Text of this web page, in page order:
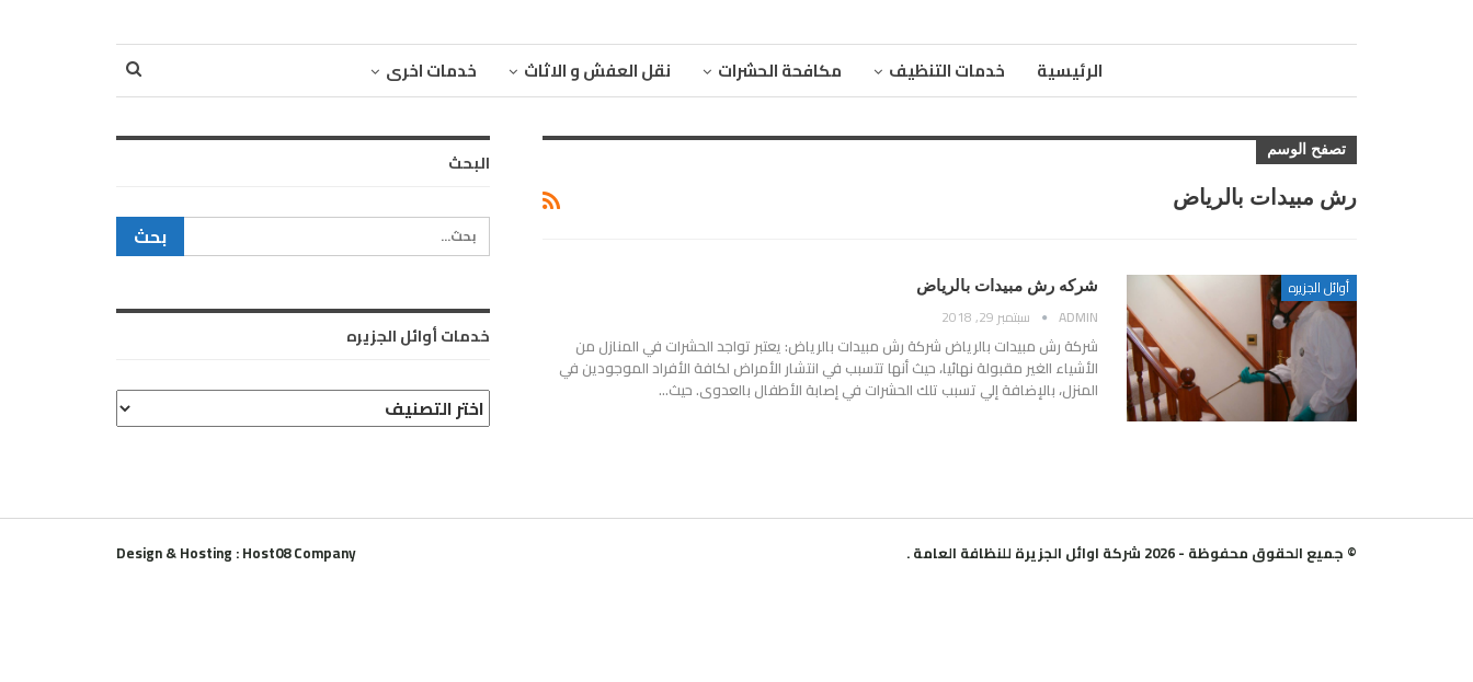
الرئيسية خدمات التنظيف مكافحة الحشرات نقل العفش و الاثاث خدمات اخرى
تصفح الوسم
رش مبيدات بالرياض
أوائل الجزيره شركه رش مبيدات بالرياض
ADMIN سبتمبر 29, 2018
شركة رش مبيدات بالرياض شركة رش مبيدات بالرياض: يعتبر تواجد الحشرات في المنازل من
الأشياء الغير مقبولة نهائيا، حيث أنها تتسبب في انتشار الأمراض لكافة الأفراد الموجودين في
المنزل، بالإضافة إلي تسبب تلك الحشرات في إصابة الأطفال بالعدوى. حيث…
البحث
خدمات أوائل الجزيره
خدمات
أوائل
© جميع الحقوق محفوظة - 2026 شركة اوائل الجزيرة للنظافة العامة . Design & Hosting : Host08 Company